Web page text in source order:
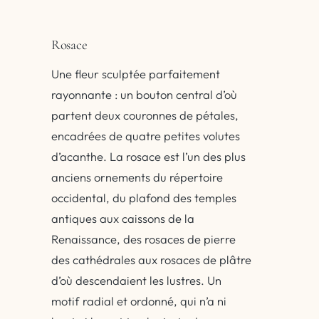
Rosace
Une fleur sculptée parfaitement
rayonnante : un bouton central d’où
partent deux couronnes de pétales,
encadrées de quatre petites volutes
d’acanthe. La rosace est l’un des plus
anciens ornements du répertoire
occidental, du plafond des temples
antiques aux caissons de la
Renaissance, des rosaces de pierre
des cathédrales aux rosaces de plâtre
d’où descendaient les lustres. Un
motif radial et ordonné, qui n’a ni